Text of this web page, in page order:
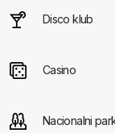
Disco klub
Casino
Nacionalni